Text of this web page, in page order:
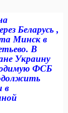
Беларусь ,
Минск в
В
Украину
ФСБ
в